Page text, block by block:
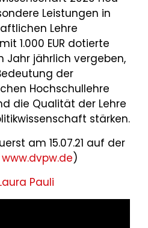
Leistungen in
Lehre
1.000 EUR dotierte
Jahr jährlich vergeben,
der
Hochschullehre
die Qualität der Lehre
stärken.
am 15.07.21 auf der
www.dvpw.de)
Pauli